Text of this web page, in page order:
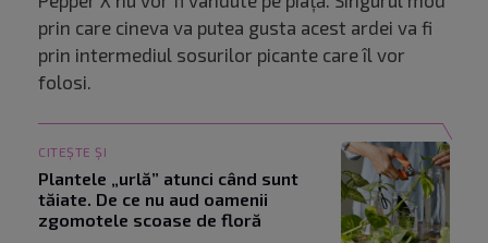
prin care cineva va putea gusta acest ardei va fi
prin intermediul sosurilor picante care îl vor
folosi.
CITEȘTE ȘI
Plantele „urlă” atunci când sunt
tăiate. De ce nu aud oamenii
zgomotele scoase de floră